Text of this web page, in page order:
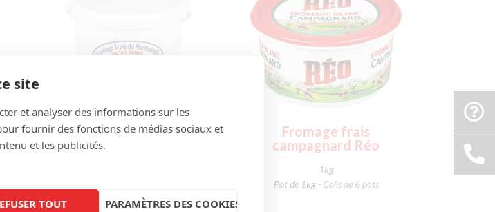
Fromage frais lissé Le
Gaslonde
Fromage frais
campagnard Réo
1kg
Pot de 1kg - Colis de 6 pots
site
et analyser des informations sur les
fournir des fonctions de médias sociaux et
et les publicités.
TOUT PARAMÈTRES DES COOKIES